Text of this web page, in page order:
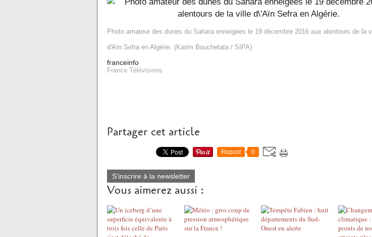
Photo amateur des dunes du Sahara enneigées le 19 décembre 2016 aux alentours de la
d'Aïn Sefra en Algérie. (Karim Bouchetata / SIPA)
franceinfo
France Télévisions
Partager cet article
Repost 0
S'inscrire à la newsletter
Vous aimerez aussi :